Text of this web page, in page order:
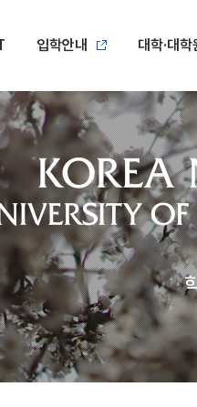
입학안내 대학·대학